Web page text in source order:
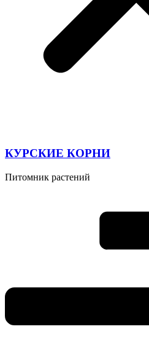
КУРСКИЕ КОРНИ
Питомник растений